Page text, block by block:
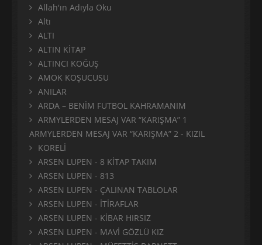
Allah'ın Adıyla Oku
Altı
ALTI
ALTIN KİTAP
ALTINCI KOĞUŞ
AMOK KOŞUCUSU
ANILAR
ARDA – BENİM FUTBOL KAHRAMANIM
ARMYLERDEN MESAJ VAR “KARIŞMA” 1
ARMYLERDEN MESAJ VAR “KARIŞMA” 2 - KIZIL
KORELİ
ARSEN LUPEN - 8 KİTAP TAKIM
ARSEN LUPEN - 813
ARSEN LUPEN - ÇALINAN TABLOLAR
ARSEN LUPEN - İTİRAFLAR
ARSEN LUPEN - KİBAR HIRSIZ
ARSEN LUPEN - MAVİ GÖZLÜ KIZ